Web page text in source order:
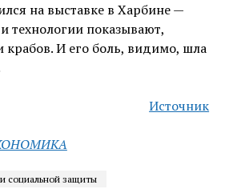
на выставке в Харбине —
технологии показывают,
крабов. И его боль, видимо, шла
Источник
социальной защиты